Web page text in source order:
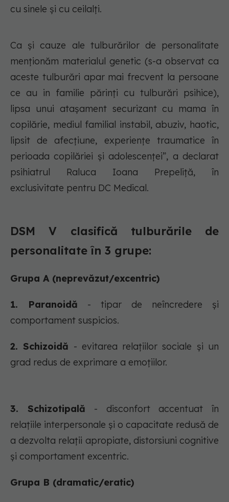
cu sinele și cu ceilalți.
Ca și cauze ale tulburărilor de personalitate
menționăm materialul genetic (s-a observat ca
aceste tulburări apar mai frecvent la persoane
ce au in familie părinți cu tulburări psihice),
lipsa unui atașament securizant cu mama în
copilărie, mediul familial instabil, abuziv, haotic,
lipsit de afecțiune, experiențe traumatice în
perioada copilăriei și adolescenței”, a declarat
psihiatrul Raluca Ioana Prepeliță, în
exclusivitate pentru DC Medical.
DSM V clasifică tulburările de
personalitate în 3 grupe:
Grupa A (neprevăzut/excentric)
1. Paranoidă - tipar de neîncredere și
comportament suspicios.
2. Schizoidă - evitarea relațiilor sociale și un
grad redus de exprimare a emoțiilor.
3. Schizotipală - disconfort accentuat în
relațiile interpersonale și o capacitate redusă de
a dezvolta relații apropiate, distorsiuni cognitive
și comportament excentric.
Grupa B (dramatic/eratic)